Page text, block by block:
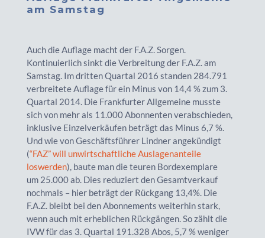
am Samstag
Auch die Auflage macht der F.A.Z. Sorgen.
Kontinuierlich sinkt die Verbreitung der F.A.Z. am
Samstag. Im dritten Quartal 2016 standen 284.791
verbreitete Auflage für ein Minus von 14,4 % zum 3.
Quartal 2014. Die Frankfurter Allgemeine musste
sich von mehr als 11.000 Abonnenten verabschieden,
inklusive Einzelverkäufen beträgt das Minus 6,7 %.
Und wie von Geschäftsführer Lindner angekündigt
(“FAZ” will unwirtschaftliche Auslagenanteile
loswerden), baute man die teuren Bordexemplare
um 25.000 ab. Dies reduziert den Gesamtverkauf
nochmals – hier beträgt der Rückgang 13,4%. Die
F.A.Z. bleibt bei den Abonnements weiterhin stark,
wenn auch mit erheblichen Rückgängen. So zählt die
IVW für das 3. Quartal 191.328 Abos, 5,7 % weniger